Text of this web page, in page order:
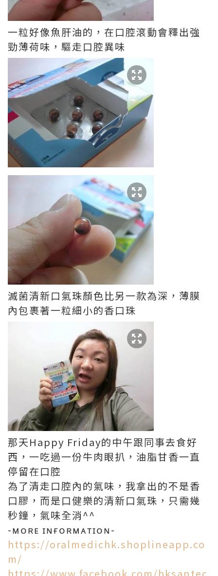
一粒好像魚肝油的，在口腔滾動會釋出強
勁薄荷味，驅走口腔異味
滅菌清新口氣珠顏色比另一款為深，薄膜
內包裹著一粒細小的香口珠
那天Happy Friday的中午跟同事去食好
西，一吃過一份牛肉眼扒，油脂甘香一直
停留在口腔
為了清走口腔內的氣味，我拿出的不是香
口膠，而是口健樂的清新口氣珠，只需幾
秒鐘，氣味全消^^
-ᴍᴏʀᴇ ɪɴғᴏʀᴍᴀᴛɪᴏɴ-
https://oralmedichk.shoplineapp.co
m/
https://www.facebook.com/hksantec